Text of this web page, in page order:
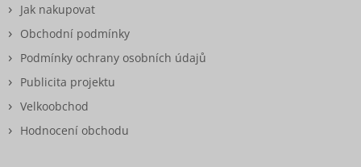
Jak nakupovat
Obchodní podmínky
Podmínky ochrany osobních údajů
Publicita projektu
Velkoobchod
Hodnocení obchodu